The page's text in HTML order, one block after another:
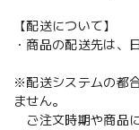
【配送について】
・商品の配送先は、
※配送システムの都
ません。
ご注文時期や商品